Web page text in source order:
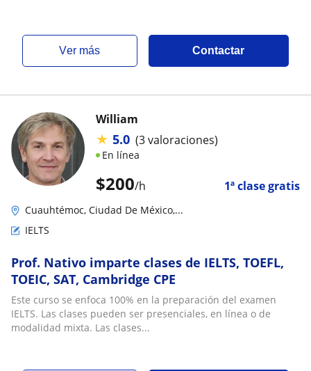
ver más Contactar
$200/h 1ª clase gratis
William
★ 5.0 (3 valoraciones)
En línea
Cuauhtémoc, Ciudad De México,...
IELTS
Prof. Nativo imparte clases de IELTS, TOEFL,
TOEIC, SAT, Cambridge CPE
Este curso se enfoca 100% en la preparación del examen
IELTS. Las clases pueden ser presenciales, en línea o de
modalidad mixta. Las clases...